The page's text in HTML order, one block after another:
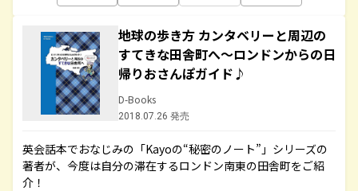
地球の歩き方 カンタベリーと周辺の
すてきな田舎町へ～ロンドンからの日
帰りおさんぽガイド♪
D-Books
2018.07.26 発売
英会話本でおなじみの「Kayoの“秘密のノート”」シリーズの
著者が、今度は自分の滞在するロンドン南東の田舎町をご紹
介！